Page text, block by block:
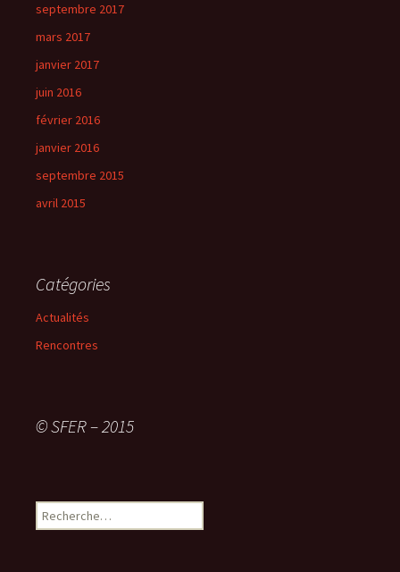
septembre 2017
mars 2017
janvier 2017
juin 2016
février 2016
janvier 2016
septembre 2015
avril 2015
Catégories
Actualités
Rencontres
© SFER – 2015
R
e